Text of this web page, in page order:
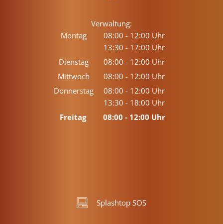
Verwaltung:
Montag
08:00 - 12:00 Uhr
Von 08:00 bis 12:00 Uhr
13:30 - 17:00 Uhr
Von 13:30 bis 17:00 Uhr
Dienstag 08:00 - 12:00 Uhr
Von 08:00 bis 12:00 Uhr
Mittwoch 08:00 - 12:00 Uhr
Von 08:00 bis 12:00 Uhr
Donnerstag 08:00 - 12:00 Uhr
Von 08:00 bis 12:00 Uhr
13:30 - 18:00 Uhr
Von 13:30 bis 18:00 Uhr
Freitag 08:00 - 12:00 Uhr
Splashtop SOS